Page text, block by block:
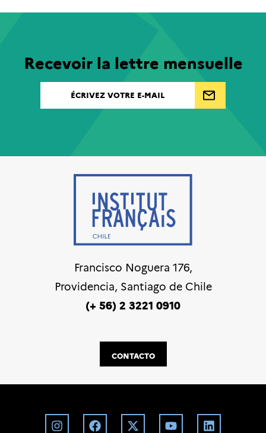
Recevoir la lettre mensuelle
Francisco Noguera 176,
Providencia, Santiago de Chile
(+ 56) 2 3221 0910
CONTACTO